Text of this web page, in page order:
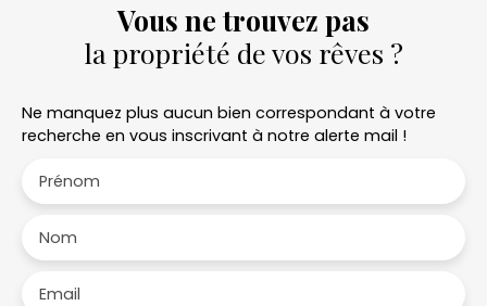
Vous ne trouvez pas
la propriété de vos rêves ?
Ne manquez plus aucun bien correspondant à votre
recherche en vous inscrivant à notre alerte mail !
Prénom
Nom
Email